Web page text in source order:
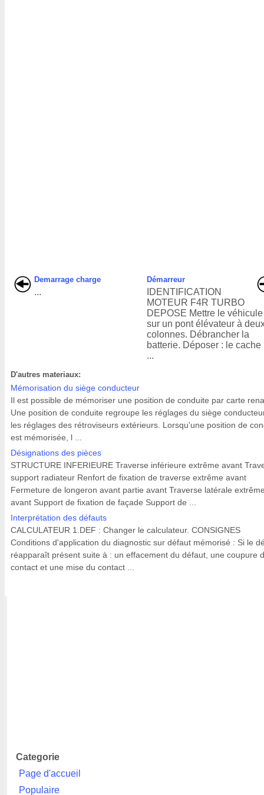
Demarrage charge
...
Démarreur
IDENTIFICATION
MOTEUR F4R TURBO
DEPOSE Mettre le véhicule
sur un pont élévateur à
colonnes. Débrancher la
batterie. Déposer : le cache
...
D'autres materiaux:
Mémorisation du siège conducteur
Il est possible de mémoriser une position de conduite par carte
Une position de conduite regroupe les réglages du siège
les réglages des rétroviseurs extérieurs. Lorsqu'une position de
est mémorisée, l ...
Désignations des pièces
STRUCTURE INFERIEURE Traverse inférieure extrême avant
support radiateur Renfort de fixation de traverse extrême avant
Fermeture de longeron avant partie avant Traverse latérale
avant Support de fixation de façade Support de ...
Interprétation des défauts
CALCULATEUR 1.DEF : Changer le calculateur. CONSIGNES
Conditions d'application du diagnostic sur défaut mémorisé : Si le
réapparaît présent suite à : un effacement du défaut, une coupure
contact et une mise du contact ...
Categorie
Page d'accueil
Populaire